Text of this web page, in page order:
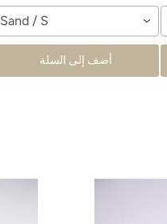
Sand / S
أضف إلى السلة